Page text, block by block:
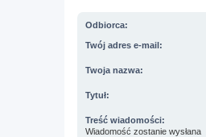
Odbiorca:
Twój adres e-mail:
Twoja nazwa:
Tytuł:
Treść wiadomości:
Wiadomość zostanie wysłana